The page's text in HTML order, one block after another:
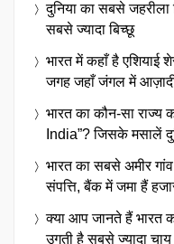
दुनिया का सबसे जहरीला
सबसे ज्यादा बिच्छू
भारत में कहाँ है एशियाई
जगह जहाँ जंगल में
भारत का कौन-सा
India”? जिसके मसालें
भारत का सबसे अमीर
संपत्ति, बैंक में जमा हैं
क्या आप जानते हैं भारत
उगती है सबसे ज्यादा चाय